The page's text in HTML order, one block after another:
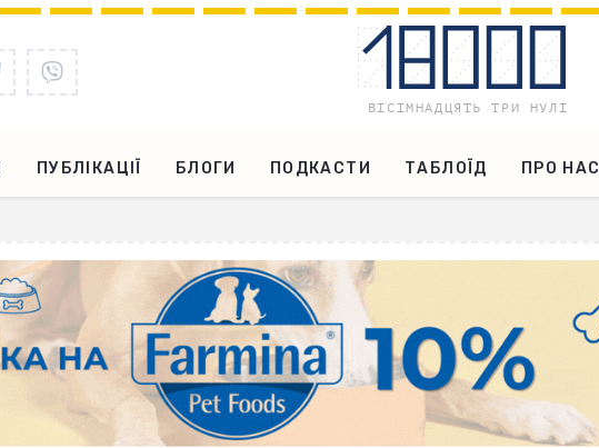
ПУБЛІКАЦІЇ БЛОГИ ПОДКАСТИ ТАБЛОЇД ПРО НАС